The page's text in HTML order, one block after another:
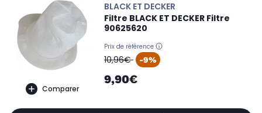
Comparer
BLACK ET DECKER
Filtre BLACK ET DECKER Filtre
90625620
Prix de référence
oldPrice
10,96€ -9%
9,90€